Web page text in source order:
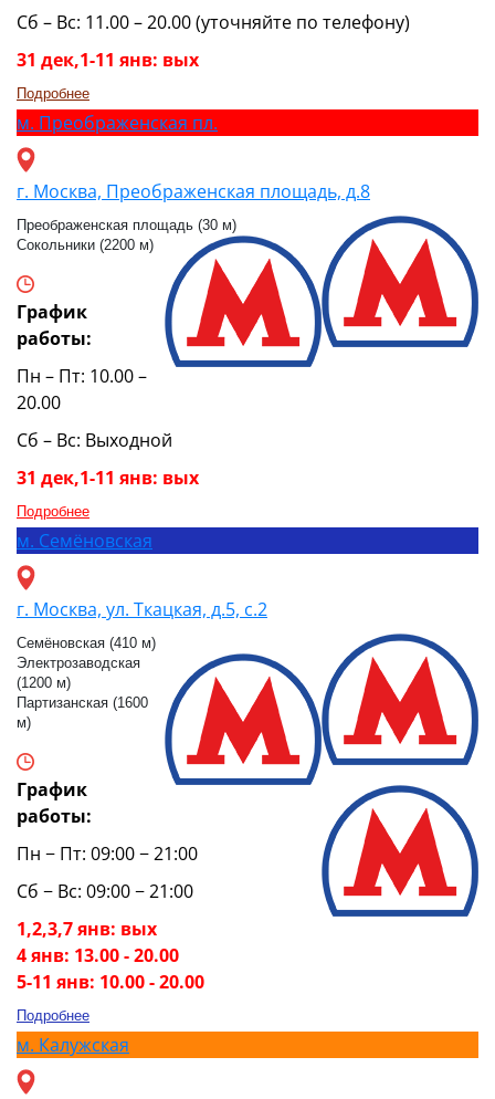
Сб – Вс: 11.00 – 20.00 (уточняйте по телефону)
31 дек,1-11 янв: вых
Подробнее
м. Преображенская пл.
г. Москва, Преображенская площадь, д.8
Преображенская площадь (30 м)
Сокольники (2200 м)
График
работы:
Пн – Пт: 10.00 –
20.00
Сб – Вс: Выходной
31 дек,1-11 янв: вых
Подробнее
м. Семёновская
г. Москва, ул. Ткацкая, д.5, с.2
Семёновская (410 м)
Электрозаводская
(1200 м)
Партизанская (1600
м)
График
работы:
Пн − Пт: 09:00 − 21:00
Сб − Вс: 09:00 − 21:00
1,2,3,7 янв: вых
4 янв: 13.00 - 20.00
5-11 янв: 10.00 - 20.00
Подробнее
м. Калужская